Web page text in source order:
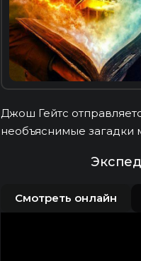
Джош Гейтс
необъяснимые загадки
Смотреть онлайн